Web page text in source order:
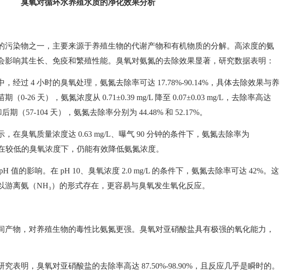
臭氧对循环水养殖水质的净化效果分析
污染物之一，主要来源于养殖生物的代谢产物和有机物质的分解。高浓度的氨
影响其生长、免疫和繁殖性能。臭氧对氨氮的去除效果显著，研究数据表明：
经过 4 小时的臭氧处理，氨氮去除率可达 17.78%-90.14%，具体去除效果与养
（0-26 天），氨氮浓度从 0.71±0.39 mg/L 降至 0.07±0.03 mg/L，去除率高达
期（57-104 天），氨氮去除率分别为 44.48% 和 52.17%。
在臭氧质量浓度达 0.63 mg/L、曝气 90 分钟的条件下，氨氮去除率为
较低的臭氧浓度下，仍能有效降低氨氮浓度。
值的影响。在 pH 10、臭氧浓度 2.0 mg/L 的条件下，氨氮去除率可达 42%。这
离氨（NH₃）的形式存在，更容易与臭氧发生氧化反应。
产物，对养殖生物的毒性比氨氮更强。臭氧对亚硝酸盐具有极强的氧化能力，
表明，臭氧对亚硝酸盐的去除率高达 87.50%-98.90%，且反应几乎是瞬时的。